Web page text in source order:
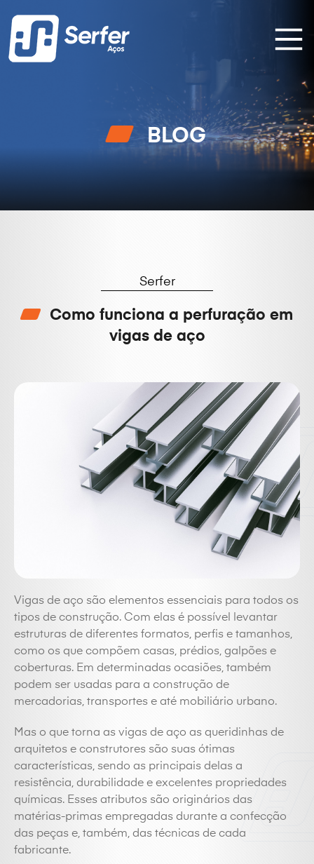
BLOG
Serfer
Como funciona a perfuração em
vigas de aço
Vigas de aço são elementos essenciais para todos os
tipos de construção. Com elas é possível levantar
estruturas de diferentes formatos, perfis e tamanhos,
como os que compõem casas, prédios, galpões e
coberturas. Em determinadas ocasiões, também
podem ser usadas para a construção de
mercadorias, transportes e até mobiliário urbano.
Mas o que torna as vigas de aço as queridinhas de
arquitetos e construtores são suas ótimas
características, sendo as principais delas a
resistência, durabilidade e excelentes propriedades
químicas. Esses atributos são originários das
matérias-primas empregadas durante a confecção
das peças e, também, das técnicas de cada
fabricante.